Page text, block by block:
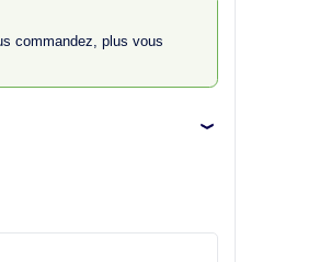
commandez, plus vous